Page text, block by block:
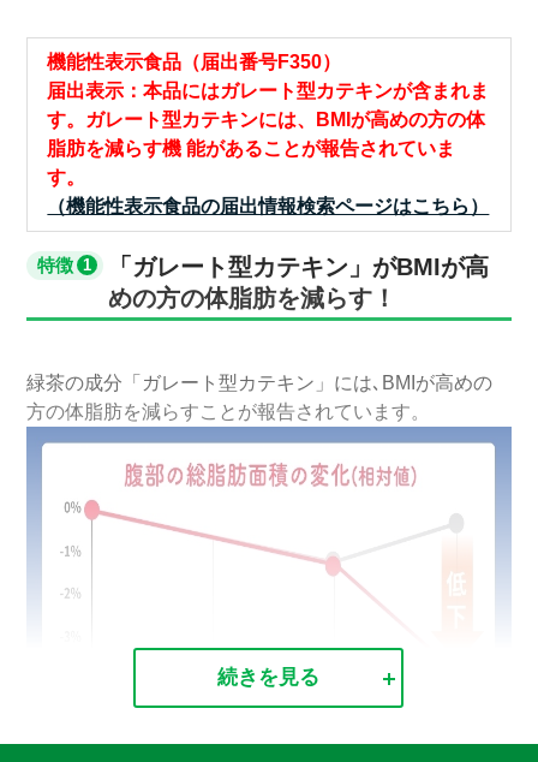
機能性表示食品（届出番号F350）
届出表示：本品にはガレート型カテキンが含まれま
す。ガレート型カテキンには、BMIが高めの方の体
脂肪を減らす機 能があることが報告されていま
す。
（機能性表示食品の届出情報検索ページはこちら）
特徴
「ガレート型カテキン」がBMIが高
めの方の体脂肪を減らす！
緑茶の成分「ガレート型カテキン」には､BMIが高めの
方の体脂肪を減らすことが報告されています。
続きを見る